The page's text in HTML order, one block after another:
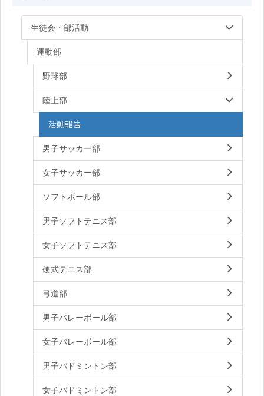
生徒会・部活動
運動部
野球部
陸上部
活動報告
男子サッカー部
女子サッカー部
ソフトボール部
男子ソフトテニス部
女子ソフトテニス部
硬式テニス部
弓道部
男子バレーボール部
女子バレーボール部
男子バドミントン部
女子バドミントン部